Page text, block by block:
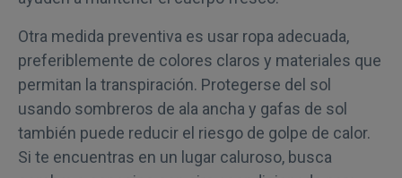
Otra medida preventiva es usar ropa adecuada,
preferiblemente de colores claros y materiales que
permitan la transpiración. Protegerse del sol
usando sombreros de ala ancha y gafas de sol
también puede reducir el riesgo de golpe de calor.
Si te encuentras en un lugar caluroso, busca